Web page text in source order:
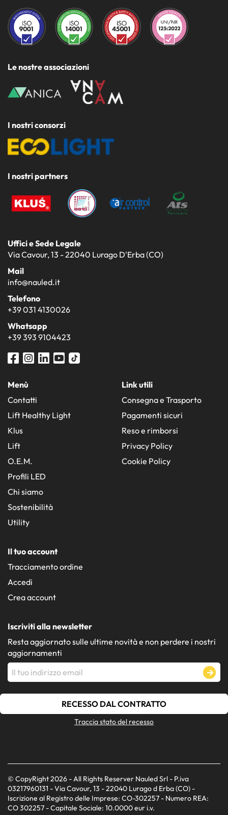
Le nostre associazioni
I nostri consorzi
I nostri partners
Uffici e Sede Legale
Via Cavour, 13 - 22040 Lurago D'Erba (CO)
Mail
info@nauled.it
Telefono
+39 031 4130026
Whatsapp
+39 393 9104423
Menù
Contatti
Lift Healthy Light
Klus
Lift
O.E.M.
Profili LED
Chi siamo
Sostenibilità
Utility
Link utili
Consegna e Trasporto
Pagamenti sicuri
Reso e rimborsi
Privacy Policy
Cookie Policy
Il tuo account
Tracciamento ordine
Accedi
Crea account
Iscriviti alla newsletter
Resta aggiornato sulle ultime novità e non perdere i nostri
aggiornamenti
RECESSO DAL CONTRATTO
Traccia stato del recesso
© CopyRight 2026 - All Rights Reserver Nauled Srl - P.iva
03217960131 - Via Cavour, 13 - 22040 Lurago d Erba (CO) -
Iscrizione al Registro delle Imprese: CO-302257 - Numero REA:
CO 302257 - Capitale Sociale: 10.0000 eur i.v.